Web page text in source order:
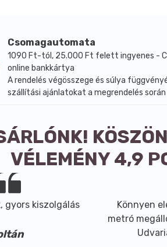
használatra alkalmas
száma 17490/2016.
Csomagautomata
1090 Ft-tól, 25.000 Ft felett ingyenes -
online bankkártya
A rendelés végösszege és súlya
szállítási ajánlatokat a megrendelés
VÉLEMÉNY 4,9
gyors kiszolgálás
Könnyen
metró